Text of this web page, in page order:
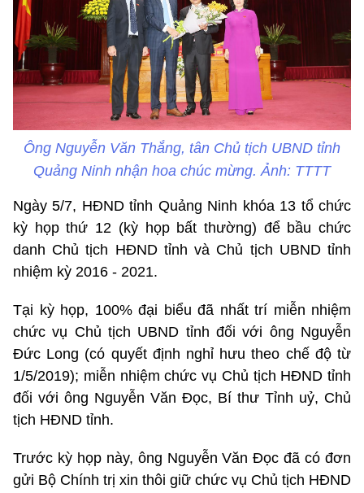
Ông Nguyễn Văn Thắng, tân Chủ tịch UBND tỉnh
Quảng Ninh nhận hoa chúc mừng. Ảnh: TTTT
Ngày 5/7, HĐND tỉnh Quảng Ninh khóa 13 tổ chức
kỳ họp thứ 12 (kỳ họp bất thường) để bầu chức
danh Chủ tịch HĐND tỉnh và Chủ tịch UBND tỉnh
nhiệm kỳ 2016 - 2021.
Tại kỳ họp, 100% đại biểu đã nhất trí miễn nhiệm
chức vụ Chủ tịch UBND tỉnh đối với ông Nguyễn
Đức Long (có quyết định nghỉ hưu theo chế độ từ
1/5/2019); miễn nhiệm chức vụ Chủ tịch HĐND tỉnh
đối với ông Nguyễn Văn Đọc, Bí thư Tỉnh uỷ, Chủ
tịch HĐND tỉnh.
Trước kỳ họp này, ông Nguyễn Văn Đọc đã có đơn
gửi Bộ Chính trị xin thôi giữ chức vụ Chủ tịch HĐND